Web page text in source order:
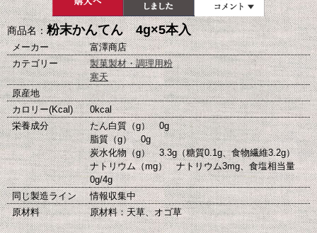
商品名：粉末かんてん 4g×5本入
メーカー
富澤商店
カテゴリー
製菓製材・調理用粉
寒天
原産地
カロリー(Kcal)
0kcal
栄養成分
たん白質（g） 0g
脂質（g） 0g
炭水化物（g） 3.3g（糖質0.1g、食物繊維3.2g）
ナトリウム（mg） ナトリウム3mg、食塩相当量
0g/4g
同じ製造ライン
情報収集中
原材料
原材料：天草、オゴ草